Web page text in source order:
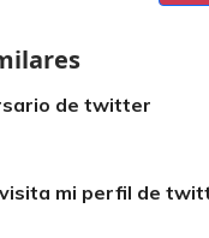
de twitter
mi perfil de